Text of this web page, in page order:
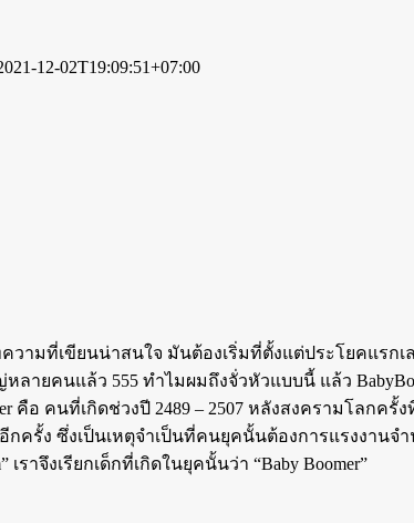
12-02T19:09:51+07:00
วามที่เขียนน่าสนใจ มันต้องเริ่มที่ตั้งแต่ประโยคแรกเ
ยคนแล้ว 555 ทำไมผมถึงจั่วหัวแบบนี้ แล้ว
คือ คนที่เกิดช่วงปี 2489 – 2507 หลังสงครามโลกค
รั้ง ซึ่งเป็นเหตุจำเป็นที่คนยุคนั้นต้องการแรงงานจ
าจึงเรียกเด็กที่เกิดในยุคนั้นว่า “Baby Boomer”